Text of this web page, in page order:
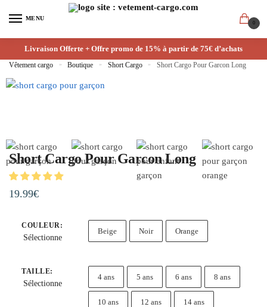
MENU
0
Livraison Offerte + Offre promo de 15% à partir de 75€ d’achats
Vêtement cargo » Boutique » Short Cargo » Short Cargo Pour Garcon Long
Short Cargo Pour Garcon Long
19.99€
COULEUR :
Sélectionne
Beige Noir Orange
TAILLE:
Sélectionne
4 ans 5 ans 6 ans 8 ans
10 ans 12 ans 14 ans